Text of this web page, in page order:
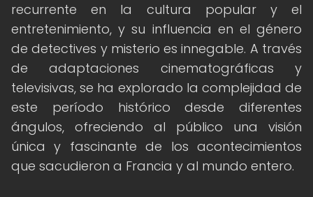
recurrente en la cultura popular y el
entretenimiento, y su influencia en el género
de detectives y misterio es innegable. A través
de adaptaciones cinematográficas y
televisivas, se ha explorado la complejidad de
este período histórico desde diferentes
ángulos, ofreciendo al público una visión
única y fascinante de los acontecimientos
que sacudieron a Francia y al mundo entero.